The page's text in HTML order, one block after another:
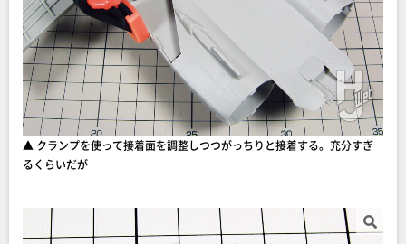
▲ クランプを使って接着面を調整しつつがっちりと接着する。充分すぎ
るくらいだが